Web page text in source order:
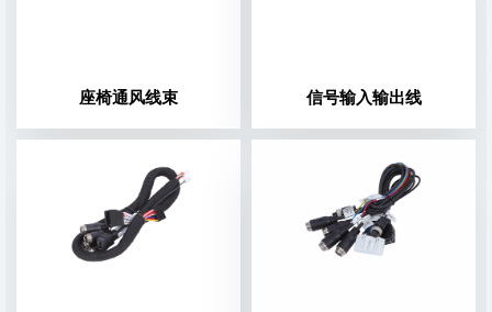
座椅通风线束 信号输入输出线